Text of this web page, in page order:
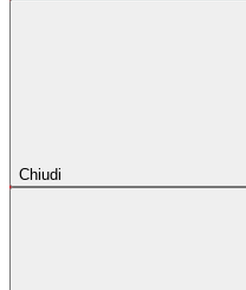
Chiudi